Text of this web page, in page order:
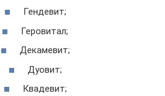
Гендевит;
Геровитал;
Декамевит;
Дуовит;
Квадевит;